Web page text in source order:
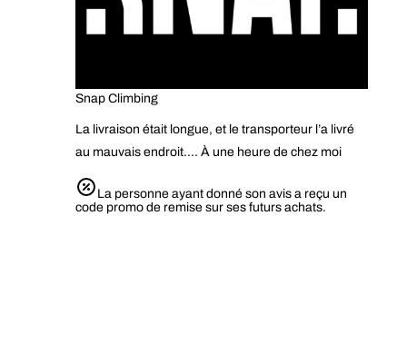
Snap Climbing
La livraison était longue, et le transporteur l’a livré
au mauvais endroit…. À une heure de chez moi
La personne ayant donné son avis a reçu un
code promo de remise sur ses futurs achats.